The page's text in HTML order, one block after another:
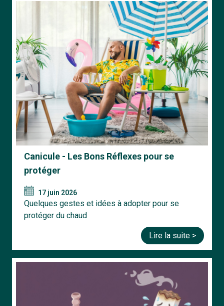
Canicule - Les Bons Réflexes pour se
protéger
17 juin 2026
Quelques gestes et idées à adopter pour se
protéger du chaud
Lire la suite >